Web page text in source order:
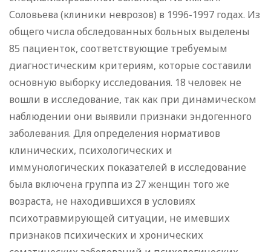
Соловьева (клиники неврозов) в 1996-1997 годах. Из
общего числа обследованных больных выделены
85 пациенток, соответствующие требуемым
диагностическим критериям, которые составили
основную выборку исследования. 18 человек не
вошли в исследование, так как при динамическом
наблюдении они выявили признаки эндогенного
заболевания. Для определения нормативов
клинических, психологических и
иммунологических показателей в исследование
была включена группа из 27 женщин того же
возраста, не находившихся в условиях
психотравмирующей ситуации, не имевших
признаков психических и хронических